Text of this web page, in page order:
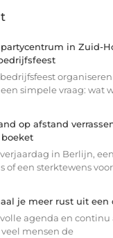
partycentrum in Zuid-
simpele vraag: wat
op afstand
boeket
in Berlijn,
of een sterkte­wens voor
je meer rust uit een
agenda en continu
veel mensen de